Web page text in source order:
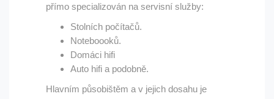
přímo specializován na servisní služby:
Stolních počítačů.
Noteboooků.
Domáci hifi
Auto hifi a podobně.
Hlavním působištěm a v jejich dosahu je